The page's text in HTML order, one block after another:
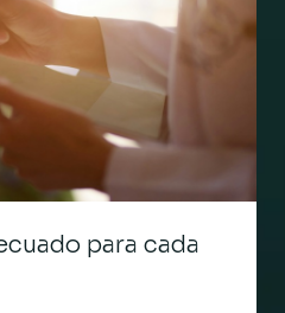
para cada